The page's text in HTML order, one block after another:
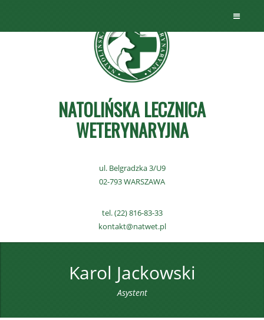
NATOLIŃSKA LECZNICA
WETERYNARYJNA
ul. Belgradzka 3/U9
02-793 WARSZAWA
tel. (22) 816-83-33
kontakt@natwet.pl
Karol Jackowski
Asystent